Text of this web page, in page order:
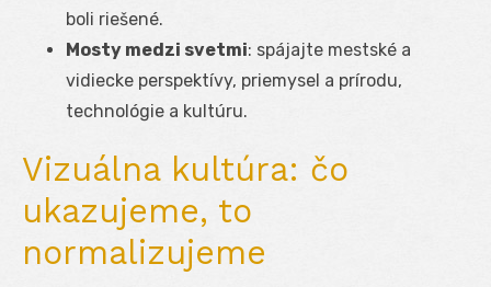
boli riešené.
Mosty medzi svetmi: spájajte mestské a
vidiecke perspektívy, priemysel a prírodu,
technológie a kultúru.
Vizuálna kultúra: čo
ukazujeme, to
normalizujeme